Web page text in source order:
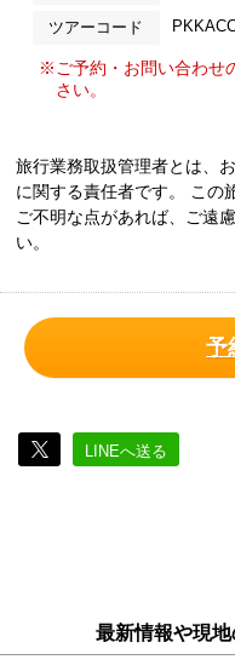
ツアーコード
※ご予約・お問い合わせ
さい。
旅行業務取扱管理者とは、
に関する責任者です。 この
ご不明な点があれば、ご遠
い。
予
LINEへ送る
最新情報や現